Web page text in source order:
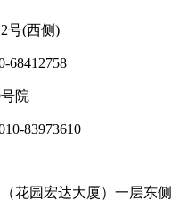
号(西侧)
68412758
院
83973610
花园宏达大厦）一层东侧